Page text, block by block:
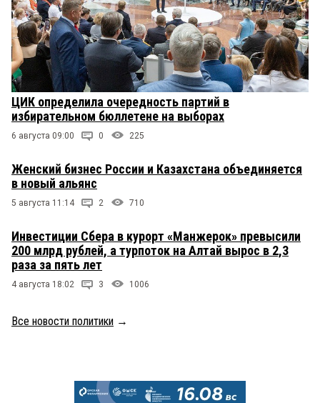
ЦИК определила очередность партий в
избирательном бюллетене на выборах
6 августа 09:00 0 225
Женский бизнес России и Казахстана объединяется
в новый альянс
5 августа 11:14 2 710
Инвестиции Сбера в курорт «Манжерок» превысили
200 млрд рублей, а турпоток на Алтай вырос в 2,3
раза за пять лет
4 августа 18:02 3 1006
Все новости политики →